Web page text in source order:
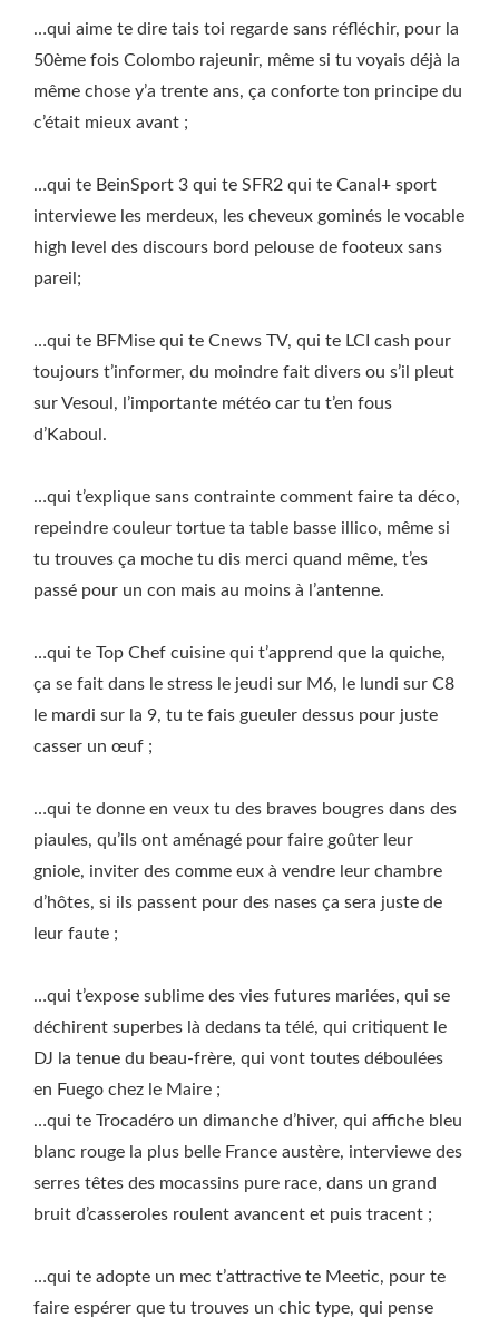
…qui aime te dire tais toi regarde sans réfléchir, pour la
50ème fois Colombo rajeunir, même si tu voyais déjà la
même chose y’a trente ans, ça conforte ton principe du
c’était mieux avant ;
…qui te BeinSport 3 qui te SFR2 qui te Canal+ sport
interviewe les merdeux, les cheveux gominés le vocable
high level des discours bord pelouse de footeux sans
pareil;
…qui te BFMise qui te Cnews TV, qui te LCI cash pour
toujours t’informer, du moindre fait divers ou s’il pleut
sur Vesoul, l’importante météo car tu t’en fous
d’Kaboul.
…qui t’explique sans contrainte comment faire ta déco,
repeindre couleur tortue ta table basse illico, même si
tu trouves ça moche tu dis merci quand même, t’es
passé pour un con mais au moins à l’antenne.
…qui te Top Chef cuisine qui t’apprend que la quiche,
ça se fait dans le stress le jeudi sur M6, le lundi sur C8
le mardi sur la 9, tu te fais gueuler dessus pour juste
casser un œuf ;
…qui te donne en veux tu des braves bougres dans des
piaules, qu’ils ont aménagé pour faire goûter leur
gniole, inviter des comme eux à vendre leur chambre
d’hôtes, si ils passent pour des nases ça sera juste de
leur faute ;
…qui t’expose sublime des vies futures mariées, qui se
déchirent superbes là dedans ta télé, qui critiquent le
DJ la tenue du beau-frère, qui vont toutes déboulées
en Fuego chez le Maire ;
…qui te Trocadéro un dimanche d’hiver, qui affiche bleu
blanc rouge la plus belle France austère, interviewe des
serres têtes des mocassins pure race, dans un grand
bruit d’casseroles roulent avancent et puis tracent ;
…qui te adopte un mec t’attractive te Meetic, pour te
faire espérer que tu trouves un chic type, qui pense